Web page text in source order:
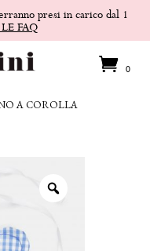
presi in carico dal 1
FAQ
0
A COROLLA